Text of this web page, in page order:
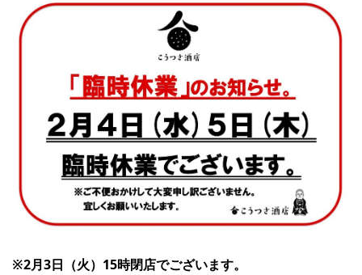
※2月3日（火）15時閉店でございます。